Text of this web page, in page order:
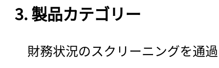
3. 製品カテゴリー
財務状況のスクリーニングを通